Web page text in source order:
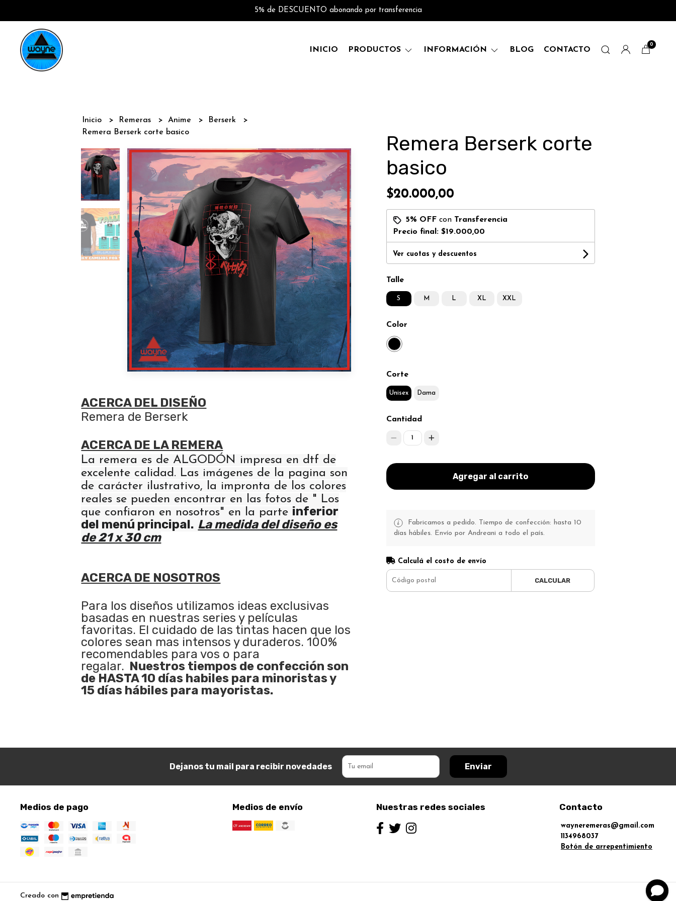
5% de DESCUENTO abonando por transferencia
INICIO PRODUCTOS INFORMACIÓN BLOG CONTACTO
0
Inicio Remeras Anime
Berserk
Remera Berserk corte basico
ACERCA DEL DISEÑO
Remera de Berserk
ACERCA DE LA REMERA
La remera es de ALGODÓN impresa en dtf de
excelente calidad. Las imágenes de la pagina son
de carácter ilustrativo, la impronta de los colores
reales se pueden encontrar en las fotos de " Los
que confiaron en nosotros" en la parte inferior
del menú principal. La medida del diseño es
de 21 x 30 cm
ACERCA DE NOSOTROS
Para los diseños utilizamos ideas exclusivas
basadas en nuestras series y películas
favoritas. El cuidado de las tintas hacen que los
colores sean mas intensos y duraderos. 100%
recomendables para vos o para
regalar. Nuestros tiempos de confección son
de HASTA 10 días habiles para minoristas y
15 días hábiles para mayoristas.
Remera Berserk corte
basico
$20.000,00
5% OFFcon Transferencia
Precio final: $19.000,00
Ver cuotas y descuentos
Talle
S M L XL XXL
Color
Corte
Unisex Dama
Cantidad
1
Agregar al carrito
Fabricamos a pedido. Tiempo de confección: hasta 10
días hábiles. Envío por Andreani a todo el país.
Calculá el costo de envío
CALCULAR
Dejanos tu mail para recibir novedades Enviar
Medios de pago Medios de envío Nuestras redes sociales Contacto
wayneremeras@gmail.com
1134968037
Botón de arrepentimiento
Creado con